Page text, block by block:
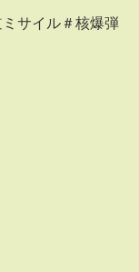
サイル＃核爆弾